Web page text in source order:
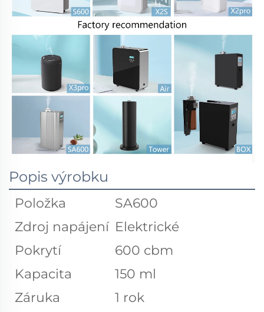
Popis výrobku
Položka
SA600
Zdroj napájení Elektrické
Pokrytí
600 cbm
Kapacita
150 ml
Záruka
1 rok